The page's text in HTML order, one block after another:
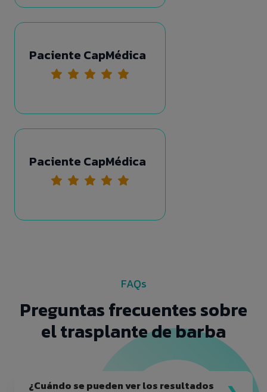
Paciente CapMédica
Paciente CapMédica
FAQs
Preguntas frecuentes sobre
el trasplante de barba
¿Cuándo se pueden ver los resultados